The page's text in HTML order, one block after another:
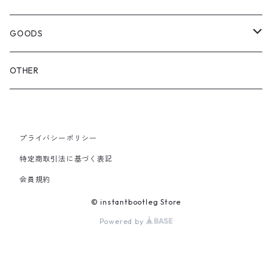
OTHER BAGS
CAP&HAT
GLOVES&SCARF
SHOULDER
SMALL BAG
GOODS
TOY
PINS& PINBACK
SOX
OTHER
プライバシーポリシー
特定商取引法に基づく表記
会員規約
© instantbootleg Store
Powered by